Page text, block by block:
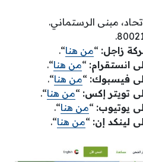
مبنى الرستماني.
زاجل: “من هنا“.
انستقرام: “من هنا“.
فيسبوك: “من هنا“.
تويتر إكس: “من هنا“.
يوتيوب: “من هنا“.
لينكد إن: “من هنا“.